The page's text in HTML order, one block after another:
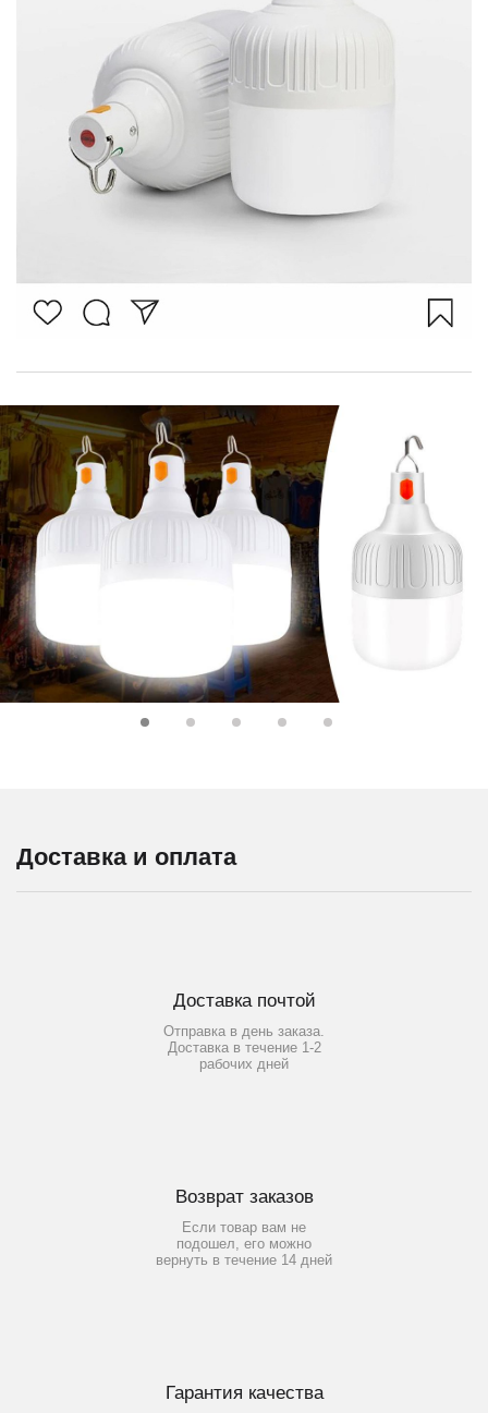
Доставка и оплата
Доставка почтой
Отправка в день заказа.
Доставка в течение 1-2
рабочих дней
Возврат заказов
Если товар вам не
подошел, его можно
вернуть в течение 14 дней
Гарантия качества